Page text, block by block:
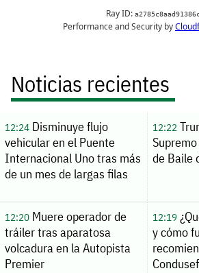
Noticias recientes
12:24Disminuye flujo
vehicular en el Puente
Internacional Uno tras más
de un mes de largas filas
12:22
de Baile
12:20Muere operador de
tráiler tras aparatosa
volcadura en la Autopista
Premier
12:19
y cómo
Condusef